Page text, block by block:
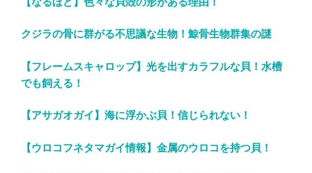
クジラの骨に群がる不思議な生物！鯨骨生物群集の謎
【フレームスキャロップ】光を出すカラフルな貝！水槽
でも飼える！
【アサガオガイ】海に浮かぶ貝！信じられない！
【ウロコフネタマガイ情報】金属のウロコを持つ貝！